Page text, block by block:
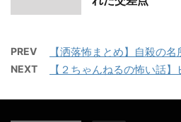
PREV 【洒落怖まとめ】自殺の
NEXT 【２ちゃんねるの怖い話】